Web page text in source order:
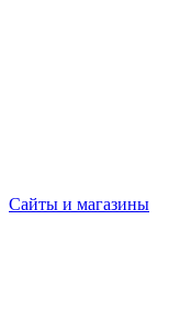
Сайты и магазины